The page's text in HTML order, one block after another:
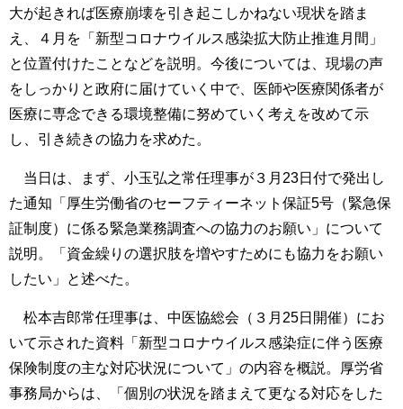
大が起きれば医療崩壊を引き起こしかねない現状を踏ま
え、４月を「新型コロナウイルス感染拡大防止推進月間」
と位置付けたことなどを説明。今後については、現場の声
をしっかりと政府に届けていく中で、医師や医療関係者が
医療に専念できる環境整備に努めていく考えを改めて示
し、引き続きの協力を求めた。
当日は、まず、小玉弘之常任理事が３月23日付で発出し
た通知「厚生労働省のセーフティーネット保証5号（緊急保
証制度）に係る緊急業務調査への協力のお願い」について
説明。「資金繰りの選択肢を増やすためにも協力をお願い
したい」と述べた。
松本吉郎常任理事は、中医協総会（３月25日開催）にお
いて示された資料「新型コロナウイルス感染症に伴う医療
保険制度の主な対応状況について」の内容を概説。厚労省
事務局からは、「個別の状況を踏まえて更なる対応をした